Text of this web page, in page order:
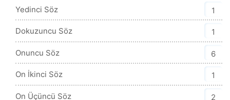
Yedinci Söz 1
Dokuzuncu Söz 1
Onuncu Söz 6
On İkinci Söz 1
On Üçüncü Söz 2